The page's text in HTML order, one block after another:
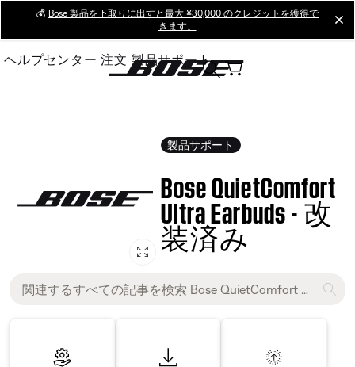
Main
💰 Bose 製品を下取りに出すと最大 ¥30,000 のクレジットを獲得で
きます。
ヘルプセンター 注文 製品サポート
製品サポート
Bose QuietComfort
Ultra Earbuds - 改
装済み